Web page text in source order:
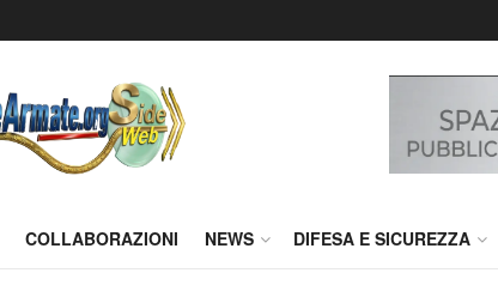
COLLABORAZIONI NEWS DIFESA E SICUREZZA